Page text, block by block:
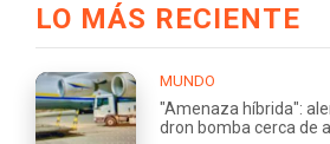
LO MÁS RECIENTE
MUNDO
"Amenaza híbrida":
dron bomba cerca de